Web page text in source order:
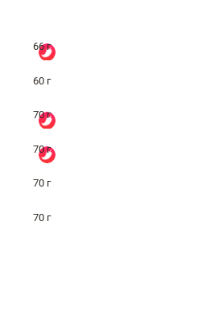
66 г
60 г
70 г
70 г
70 г
70 г